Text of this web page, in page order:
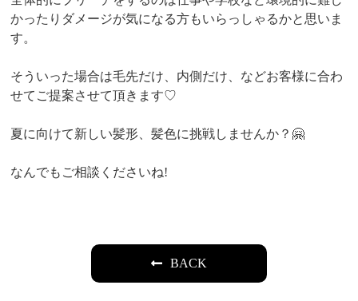
かったりダメージが気になる方もいらっしゃるかと思いま
す。
そういった場合は毛先だけ、内側だけ、などお客様に合わ
せてご提案させて頂きます♡
夏に向けて新しい髪形、髪色に挑戦しませんか？🤗
なんでもご相談くださいね!
BACK